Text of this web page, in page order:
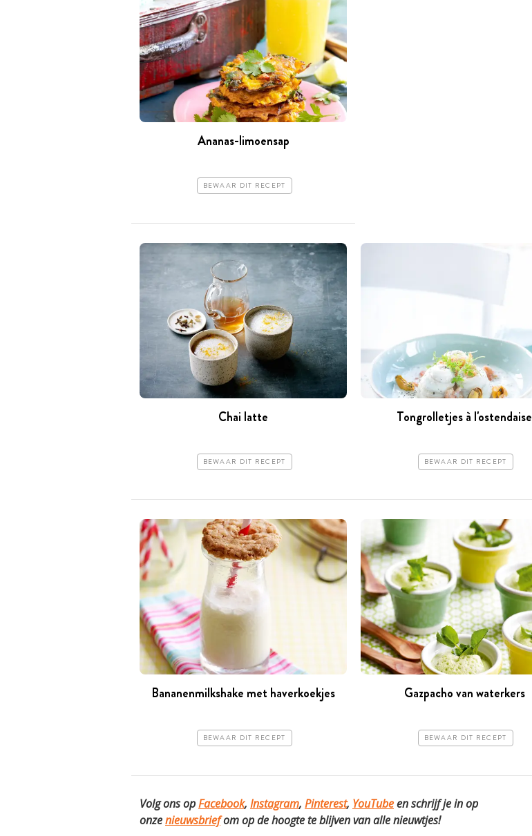
Ananas-limoensap
BEWAAR DIT RECEPT
Chai latte
BEWAAR DIT RECEPT
Tongrolletjes à l'ostendaise
BEWAAR DIT RECEPT
Bananenmilkshake met haverkoekjes
BEWAAR DIT RECEPT
Gazpacho van waterkers
BEWAAR DIT RECEPT
Volg ons opFacebook, Instagram, Pinterest, YouTubeen schrijf je in op
onzenieuwsbriefom op de hoogte te blijven van alle nieuwtjes!